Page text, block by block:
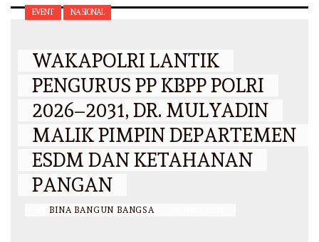
EVENT NASIONAL
WAKAPOLRI LANTIK
PENGURUS PP KBPP POLRI
2026–2031, DR. MULYADIN
MALIK PIMPIN DEPARTEMEN
ESDM DAN KETAHANAN
PANGAN
BINA BANGUN BANGSA